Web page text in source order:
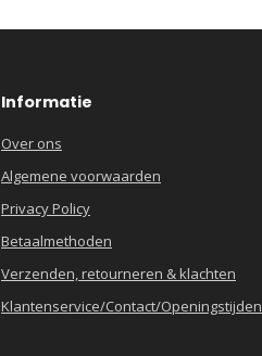
Informatie
Over ons
Algemene voorwaarden
Privacy Policy
Betaalmethoden
Verzenden, retourneren & klachten
Klantenservice/Contact/Openingstijden